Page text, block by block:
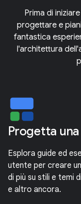
Prima di
progettare e
fantastica
l'architettura
Progetta
Esplora guide ed
utente per creare
di più su stili e temi
e altro ancora.